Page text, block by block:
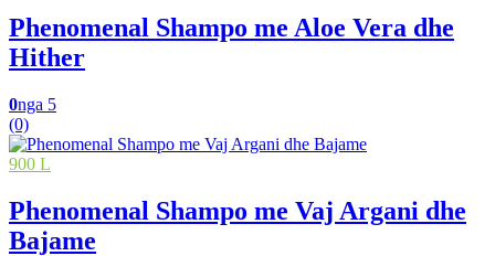
Phenomenal Shampo me Aloe Vera dhe
Hither
0nga 5
(0)
900 L
Phenomenal Shampo me Vaj Argani dhe
Bajame